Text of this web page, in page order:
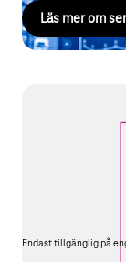
Läs mer om
Vitbok:
Skapa framtiden
kan utveckla nya
Endast tillgänglig på